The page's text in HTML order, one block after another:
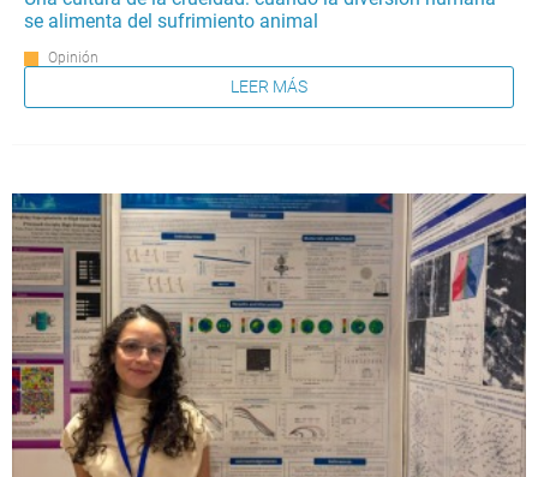
se alimenta del sufrimiento animal
Opinión
LEER MÁS